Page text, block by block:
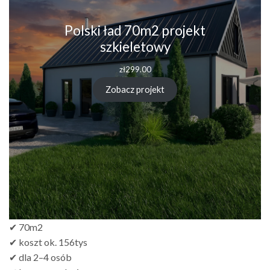
Polski ład 70m2 projekt
szkieletowy
zł299.00
Zobacz projekt
✔ 70m2
✔ koszt ok. 156tys
✔ dla 2–4 osób